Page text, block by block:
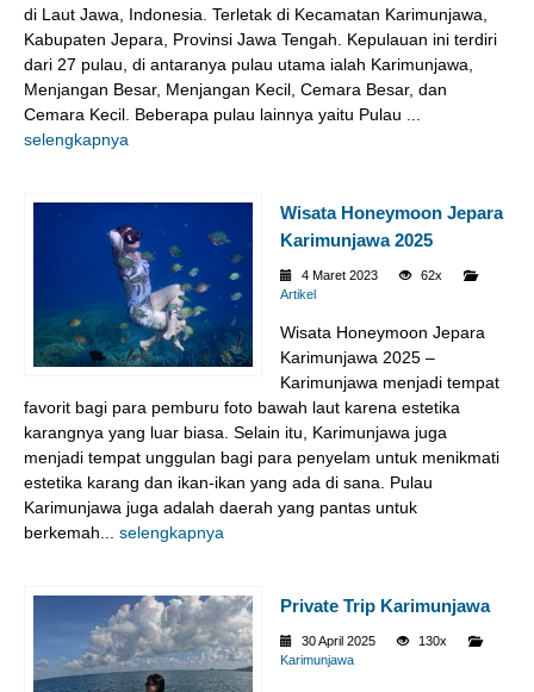
di Laut Jawa, Indonesia. Terletak di Kecamatan Karimunjawa,
Kabupaten Jepara, Provinsi Jawa Tengah. Kepulauan ini terdiri
dari 27 pulau, di antaranya pulau utama ialah Karimunjawa,
Menjangan Besar, Menjangan Kecil, Cemara Besar, dan
Cemara Kecil. Beberapa pulau lainnya yaitu Pulau ...
selengkapnya
Wisata Honeymoon Jepara
Karimunjawa 2025
4 Maret 2023
62x
Artikel
Wisata Honeymoon Jepara
Karimunjawa 2025 –
Karimunjawa menjadi tempat
favorit bagi para pemburu foto bawah laut karena estetika
karangnya yang luar biasa. Selain itu, Karimunjawa juga
menjadi tempat unggulan bagi para penyelam untuk menikmati
estetika karang dan ikan-ikan yang ada di sana. Pulau
Karimunjawa juga adalah daerah yang pantas untuk
berkemah... selengkapnya
Private Trip Karimunjawa
30 April 2025
130x
Karimunjawa